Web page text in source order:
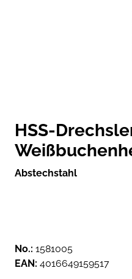
HSS-
Abstechstahl
No.: 1581005
EAN: 4016649159517